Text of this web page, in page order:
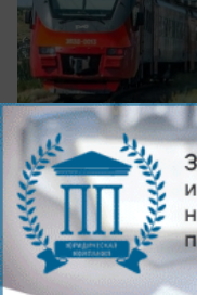
вчера в 17:32
Общество
В Волжском